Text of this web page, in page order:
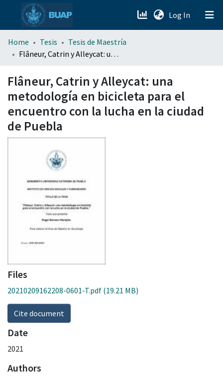
Log In (current)
menu.section.about_menu
Home Tesis
Tesis de Maestría
Flâneur, Catrin y Alleycat: una metodología en bicicleta para el encuentro con la lucha en la ciudad de Puebla
Flâneur, Catrin y Alleycat: una
metodología en bicicleta para el
encuentro con la lucha en la ciudad
de Puebla
Files
20210209162208-0601-T.pdf (19.21 MB)
Cite document
Date
2021
Authors